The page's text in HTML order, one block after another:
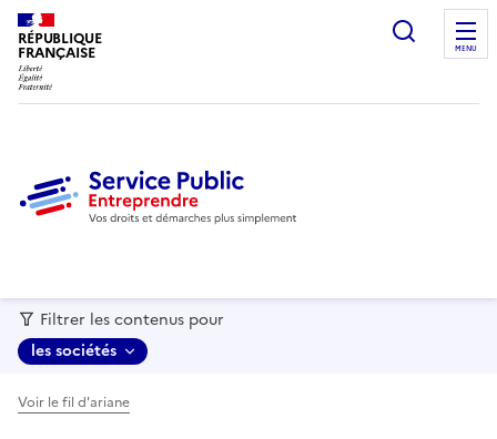
RÉPUBLIQUE
FRANÇAISE MENU
Filtrer les contenus pour
les sociétés
Voir le fil d'ariane